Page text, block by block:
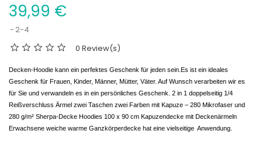
39,99 €
2-4
0 Review(s)
Decken-Hoodie kann ein perfektes Geschenk für jeden sein.Es ist ein ideales
Geschenk für Frauen, Kinder, Männer, Mütter, Väter. Auf Wunsch verarbeiten wir es
für Sie und verwandeln es in ein persönliches Geschenk. 2 in 1 doppelseitig 1/4
Reißverschluss Ärmel zwei Taschen zwei Farben mit Kapuze – 280 Mikrofaser und
280 g/m² Sherpa-Decke Hoodies 100 x 90 cm Kapuzendecke mit Deckenärmeln
Erwachsene weiche warme Ganzkörperdecke hat eine vielseitige Anwendung.